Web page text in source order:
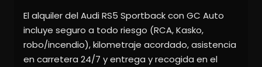
El alquiler del Audi RS5 Sportback con GC Auto
incluye seguro a todo riesgo (RCA, Kasko,
robo/incendio), kilometraje acordado, asistencia
en carretera 24/7 y entrega y recogida en el